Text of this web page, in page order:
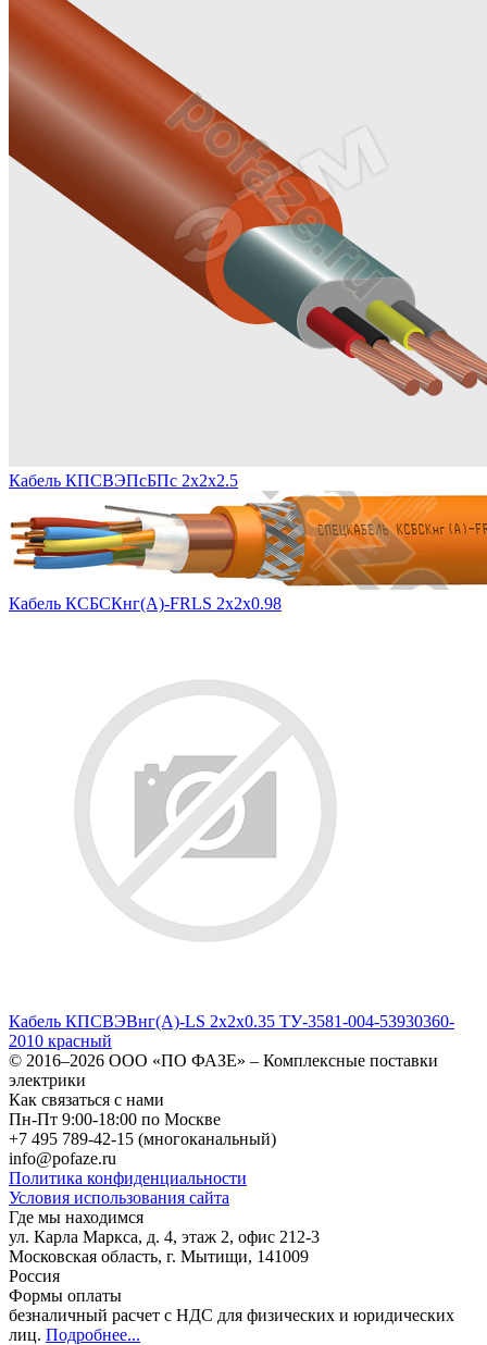
Кабель КПСВЭПсБПс 2х2х2.5
Кабель КСБСКнг(А)-FRLS 2х2х0.98
Кабель КПСВЭВнг(А)-LS 2х2х0.35 ТУ-3581-004-53930360-
2010 красный
© 2016–2026 ООО «ПО ФАЗЕ» – Комплексные поставки
электрики
Как связаться с нами
Пн-Пт 9:00-18:00 по Москве
+7 495 789-42-15 (многоканальный)
info@pofaze.ru
Политика конфиденциальности
Условия использования сайта
Где мы находимся
ул. Карла Маркса, д. 4, этаж 2, офис 212-3
Московская область, г. Мытищи, 141009
Россия
Формы оплаты
безналичный расчет с НДС для физических и юридических
лиц. Подробнее...